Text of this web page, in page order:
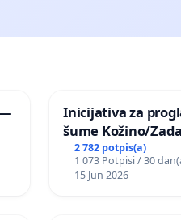
Inicijativa za
šume Kožino/
2 782 potpis(a)
1 073 Potpisi / 30
15 Jun 2026